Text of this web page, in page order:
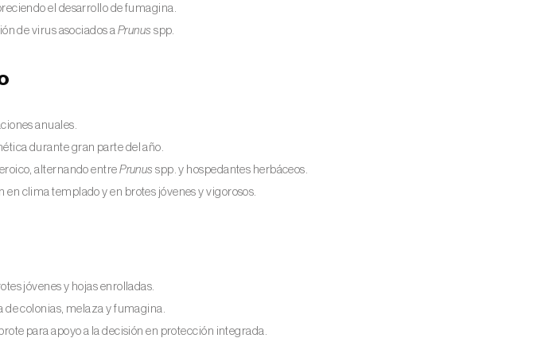
el desarrollo de fumagina.
de virus asociados a Prunus spp.
anuales.
durante gran parte del año.
alternando entrePrunus spp. y hospedantes herbáceos.
en clima templado y en brotes jóvenes y vigorosos.
jóvenes y hojas enrolladas.
de colonias, melaza y fumagina.
para apoyo a la decisión en protección integrada.